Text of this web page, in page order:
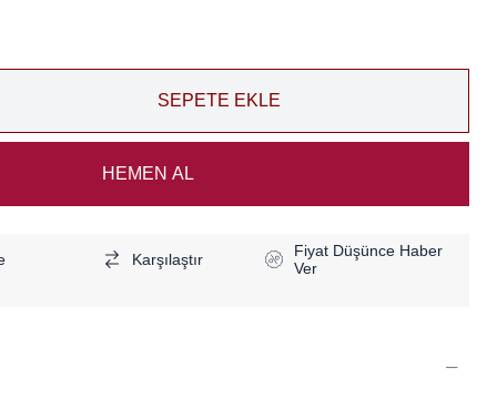
Karşılaştır
Fiyat Düşünce Haber
Ver